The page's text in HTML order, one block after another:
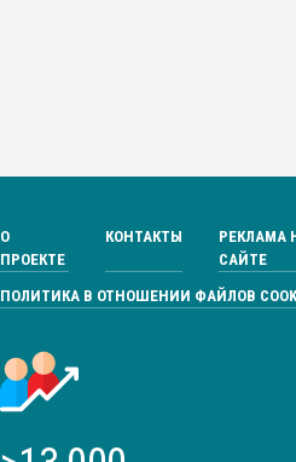
О
ПРОЕКТЕ
КОНТАКТЫ
РЕКЛАМА
САЙТЕ
ПОЛИТИКА В ОТНОШЕНИИ ФАЙЛОВ